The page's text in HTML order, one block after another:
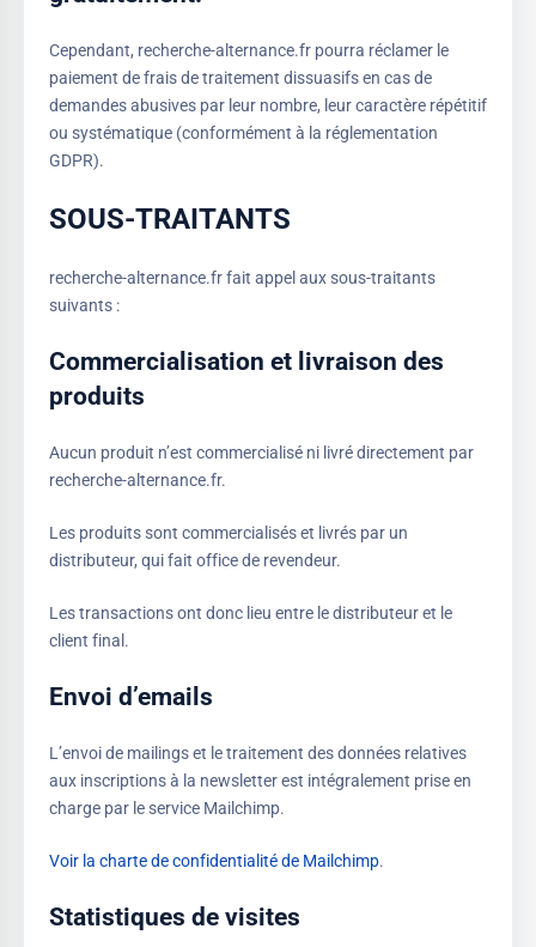
Cependant, recherche-alternance.fr pourra réclamer le
paiement de frais de traitement dissuasifs en cas de
demandes abusives par leur nombre, leur caractère répétitif
ou systématique (conformément à la réglementation
GDPR).
SOUS-TRAITANTS
recherche-alternance.fr fait appel aux sous-traitants
suivants :
Commercialisation et livraison des
produits
Aucun produit n’est commercialisé ni livré directement par
recherche-alternance.fr.
Les produits sont commercialisés et livrés par un
distributeur, qui fait office de revendeur.
Les transactions ont donc lieu entre le distributeur et le
client final.
Envoi d’emails
L’envoi de mailings et le traitement des données relatives
aux inscriptions à la newsletter est intégralement prise en
charge par le service Mailchimp.
Voir la charte de confidentialité de Mailchimp.
Statistiques de visites